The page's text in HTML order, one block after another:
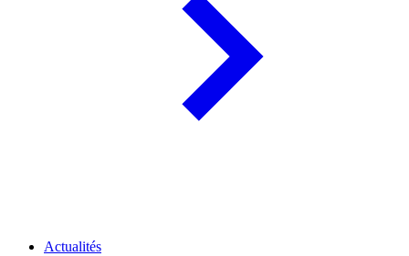
Actualités